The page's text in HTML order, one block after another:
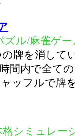
ズル/麻雀ゲー
の牌を消して
間内で全て
ッフルで牌
格シミュレー